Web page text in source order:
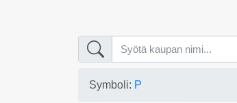
Symboli: P